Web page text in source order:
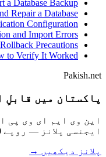
a Database Backup
Repair a Database
Configuration
and Import Errors
Rollback Precautions
to Verify It Worked
Pakish.net
پاکستان میں قابلِ
این وی ایم ای وی پی
ایجنسی پلانز — روپے 800/ماہ سے شروع۔
پلانز دیکھیں →